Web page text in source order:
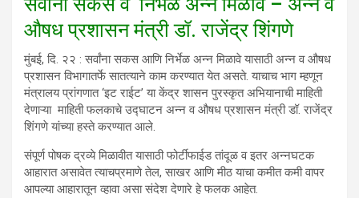
औषध प्रशासन मंत्री डॉ. राजेंद्र शिंगणे
मुंबई, दि. २२ : सर्वांना सकस आणि निर्भेळ अन्न मिळावे यासाठी अन्न व औषध
प्रशासन विभागातर्फे सातत्याने काम करण्यात येत असते. याचाच भाग म्हणून
मंत्रालय प्रांगणात ‘इट राईट’ या केंद्र शासन पुरस्कृत अभियानाची माहिती
देणाऱ्या माहिती फलकाचे उद्घाटन अन्न व औषध प्रशासन मंत्री डॉ. राजेंद्र
शिंगणे यांच्या हस्ते करण्यात आले.
संपूर्ण पोषक द्रव्ये मिळावीत यासाठी फोर्टीफाईड तांदूळ व इतर अन्नघटक
आहारात असावेत त्याचप्रमाणे तेल, साखर आणि मीठ याचा कमीत कमी वापर
आपल्या आहारातून व्हावा असा संदेश देणारे हे फलक आहेत.